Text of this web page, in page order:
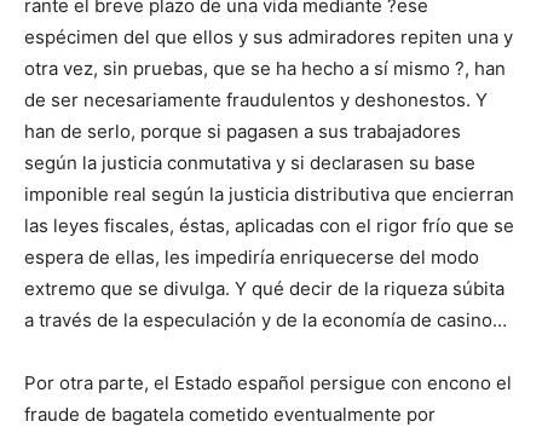
rante el breve plazo de una vida mediante ?ese
espécimen del que ellos y sus admiradores repiten una y
otra vez, sin pruebas, que se ha hecho a sí mismo ?, han
de ser necesaria­mente frau­dulentos y deshonestos. Y
han de serlo, porque si paga­sen a sus trabajadores
según la justicia conmutativa y si declara­sen su base
imponible real según la justicia distributiva que encie­rran
las leyes fiscales, éstas, aplicadas con el rigor frío que se
es­pera de ellas, les impediría enriquecerse del modo
extremo que se divulga. Y qué decir de la riqueza súbita
a través de la especu­la­ción y de la economía de casino…
Por otra parte, el Estado español persigue con encono el
fraude de bagatela cometido eventualmente por